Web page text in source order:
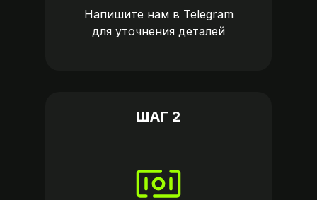
Напишите нам в Telegram
для уточнения деталей
ШАГ 2